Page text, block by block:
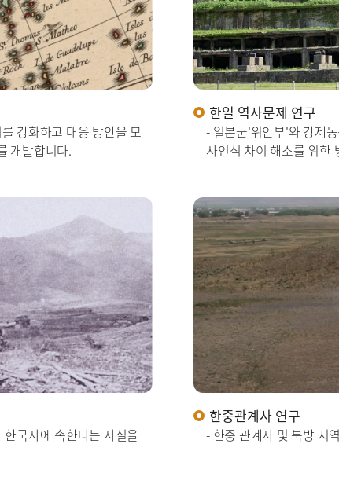
강화하고 대응 방안을 모
개발합니다.
한일 역사문제 연구
- 일본군'위안부'와 강제
사인식 차이 해소를 위한
국사에 속한다는 사실을
한중관계사 연구
- 한중 관계사 및 북방 지